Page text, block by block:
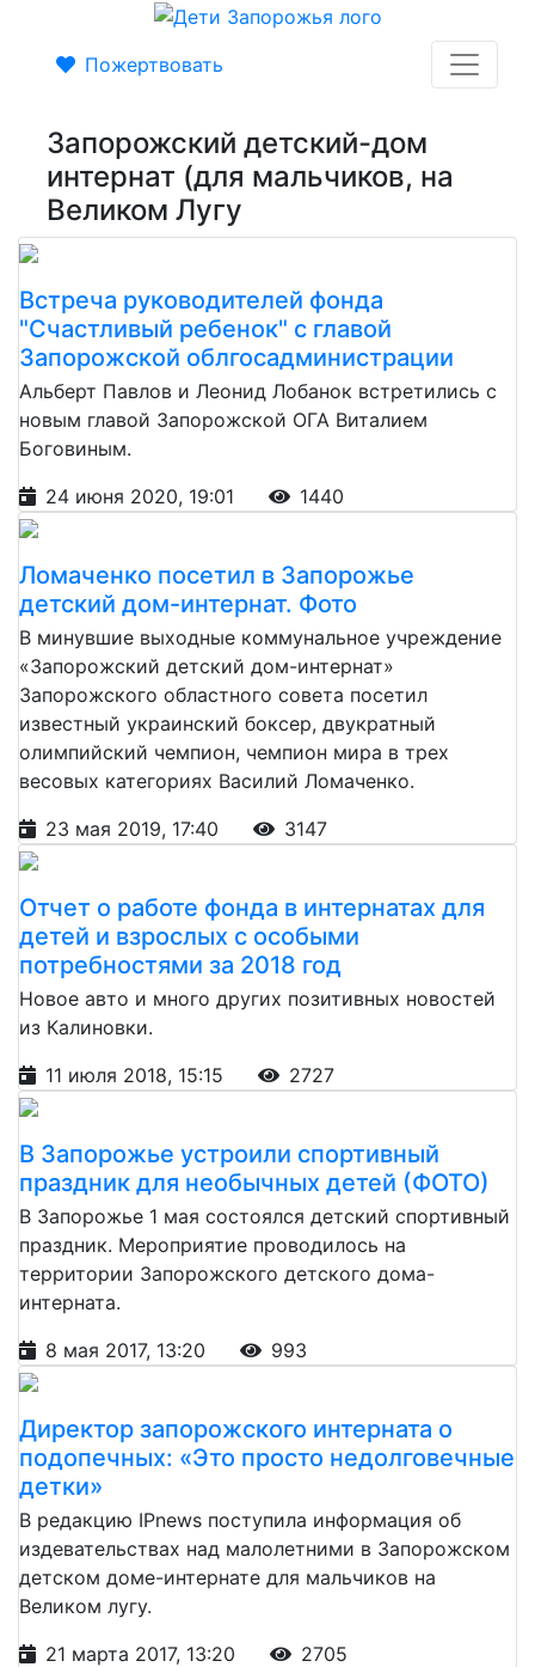
Пожертвовать
Запорожский детский-дом
интернат (для мальчиков, на
Великом Лугу
Встреча руководителей фонда
"Счастливый ребенок" с главой
Запорожской облгосадминистрации
Альберт Павлов и Леонид Лобанок встретились с
новым главой Запорожской ОГА Виталием
Боговиным.
24 июня 2020, 19:01
1440
Ломаченко посетил в Запорожье
детский дом-интернат. Фото
В минувшие выходные коммунальное учреждение
«Запорожский детский дом-интернат»
Запорожского областного совета посетил
известный украинский боксер, двукратный
олимпийский чемпион, чемпион мира в трех
весовых категориях Василий Ломаченко.
23 мая 2019, 17:40
3147
Отчет о работе фонда в интернатах для
детей и взрослых с особыми
потребностями за 2018 год
Новое авто и много других позитивных новостей
из Калиновки.
11 июля 2018, 15:15
2727
В Запорожье устроили спортивный
праздник для необычных детей (ФОТО)
В Запорожье 1 мая состоялся детский спортивный
праздник. Мероприятие проводилось на
территории Запорожского детского дома-
интерната.
8 мая 2017, 13:20
993
Директор запорожского интерната о
подопечных: «Это просто недолговечные
детки»
В редакцию IPnews поступила информация об
издевательствах над малолетними в Запорожском
детском доме-интернате для мальчиков на
Великом лугу.
21 марта 2017, 13:20
2705